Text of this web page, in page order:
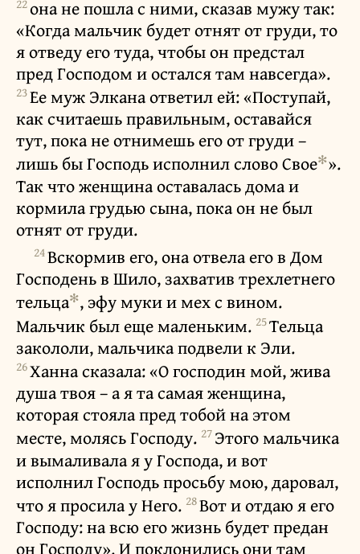
она не пошла с ними, сказав мужу так:
«Когда мальчик будет отнят от груди, то
я отведу его туда, чтобы он предстал
пред Господом и остался там навсегда».
23Ее муж Элкана ответил ей: «Поступай,
как считаешь правильным, оставайся
тут, пока не отнимешь его от груди –
лишь бы Господь исполнил слово Свое✻».
Так что женщина оставалась дома и
кормила грудью сына, пока он не был
отнят от груди.
24Вскормив его, она отвела его в Дом
Господень в Шило, захватив трехлетнего
тельца✻, эфу муки и мех с вином.
Мальчик был еще маленьким. 25Тельца
закололи, мальчика подвели к Эли.
26Ханна сказала: «О господин мой, жива
душа твоя – а я та самая женщина,
которая стояла пред тобой на этом
месте, молясь Господу. 27Этого мальчика
и вымаливала я у Господа, и вот
исполнил Господь просьбу мою, даровал,
что я просила у Него. 28Вот и отдаю я его
Господу: на всю его жизнь будет предан
он Господу». И поклонились они там